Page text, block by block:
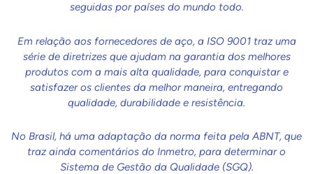
seguidas por países do mundo todo.
Em relação aos fornecedores de aço, a ISO 9001 traz uma
série de diretrizes que ajudam na garantia dos melhores
produtos com a mais alta qualidade, para conquistar e
satisfazer os clientes da melhor maneira, entregando
qualidade, durabilidade e resistência.
No Brasil, há uma adaptação da norma feita pela ABNT, que
traz ainda comentários do Inmetro, para determinar o
Sistema de Gestão da Qualidade (SGQ).